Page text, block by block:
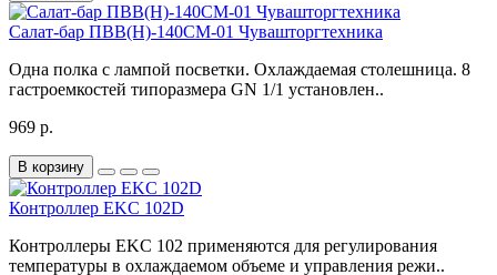
Салат-бар ПВВ(Н)-140СМ-01 Чувашторгтехника
Одна полка с лампой посветки. Охлаждаемая столешница. 8
гастроемкостей типоразмера GN 1/1 установлен..
969 р.
В корзину
Контроллер EKC 102D
Контроллеры EKC 102 применяются для регулирования
температуры в охлаждаемом объеме и управления режи..